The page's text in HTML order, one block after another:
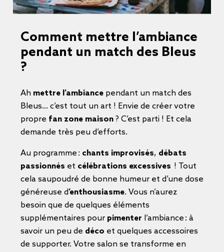
Comment mettre l’ambiance
pendant un match des Bleus
?
Ah mettre l’ambiance pendant un match des
Bleus… c’est tout un art ! Envie de créer votre
propre fan zone maison ? C’est parti ! Et cela
demande très peu d’efforts.
Au programme : chants improvisés, débats
passionnés et célébrations excessives ! Tout
cela saupoudré de bonne humeur et d’une dose
généreuse d’enthousiasme. Vous n’aurez
besoin que de quelques éléments
supplémentaires pour pimenter l’ambiance : à
savoir un peu de déco et quelques accessoires
de supporter. Votre salon se transforme en